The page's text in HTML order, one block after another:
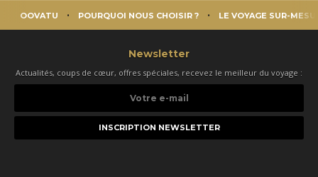
OOVATU POURQUOI NOUS CHOISIR ? LE VOYAGE SUR-
Newsletter
Actualités, coups de cœur, offres spéciales, recevez le meilleur du voyage :
e-